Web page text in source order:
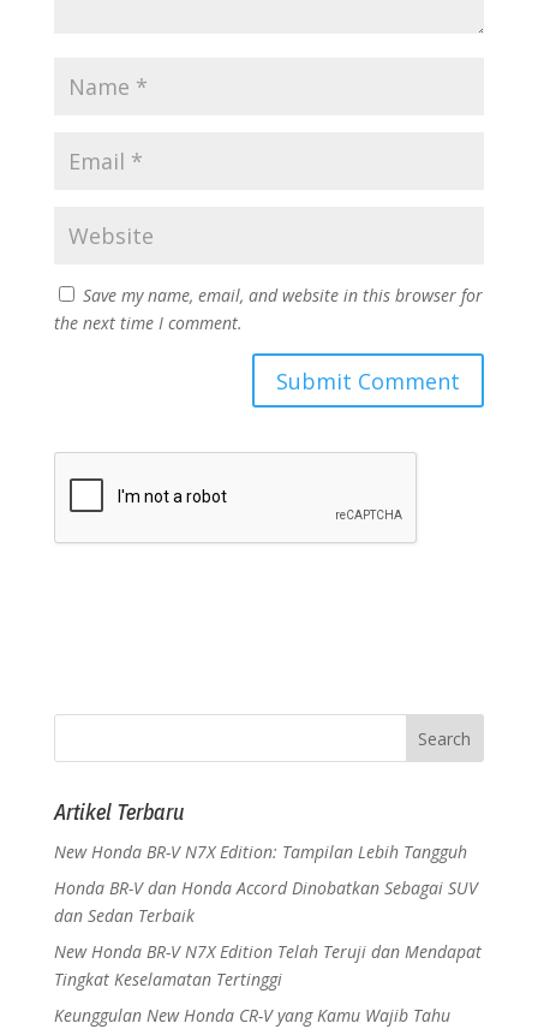
Save my name, email, and website in this browser for
the next time I comment.
Artikel Terbaru
New Honda BR-V N7X Edition: Tampilan Lebih Tangguh
Honda BR-V dan Honda Accord Dinobatkan Sebagai SUV
dan Sedan Terbaik
New Honda BR-V N7X Edition Telah Teruji dan Mendapat
Tingkat Keselamatan Tertinggi
Keunggulan New Honda CR-V yang Kamu Wajib Tahu